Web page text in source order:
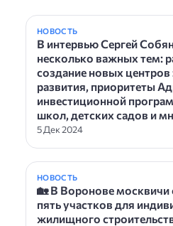
НОВОСТЬ
В интервью Сергей
несколько важных тем:
создание новых
развития, приоритеты
инвестиционной
школ, детских садов и
5 Дек 2024
НОВОСТЬ
🏡 В Воронове москвичи
пять участков для
жилищного